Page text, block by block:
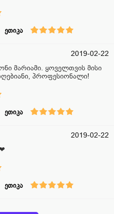
ეთიკა
2019-02-22
მარიამი. ყოველთვის მისი
პროფესიონალი!
ეთიკა
2019-02-22
ეთიკა